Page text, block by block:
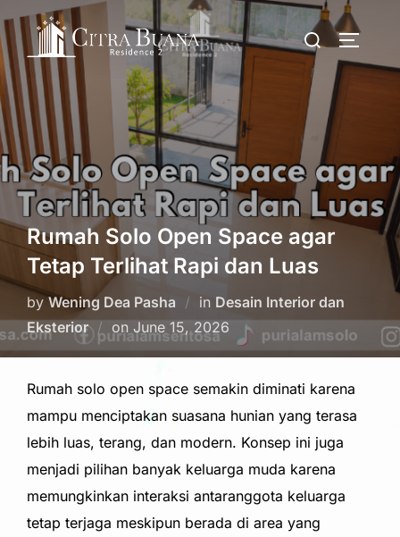
Skip
to
content
Search
for:
Rumah Solo Open Space agar
Tetap Terlihat Rapi dan Luas
byWening Dea Pasha in Desain Interior dan
Eksterior
on Posted
on
June 15, 2026
Rumah solo open space semakin diminati karena
mampu menciptakan suasana hunian yang terasa
lebih luas, terang, dan modern. Konsep ini juga
menjadi pilihan banyak keluarga muda karena
memungkinkan interaksi antaranggota keluarga
tetap terjaga meskipun berada di area yang